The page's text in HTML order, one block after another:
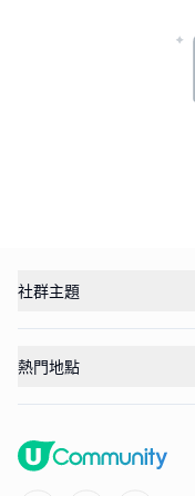
社群主題
熱門地點